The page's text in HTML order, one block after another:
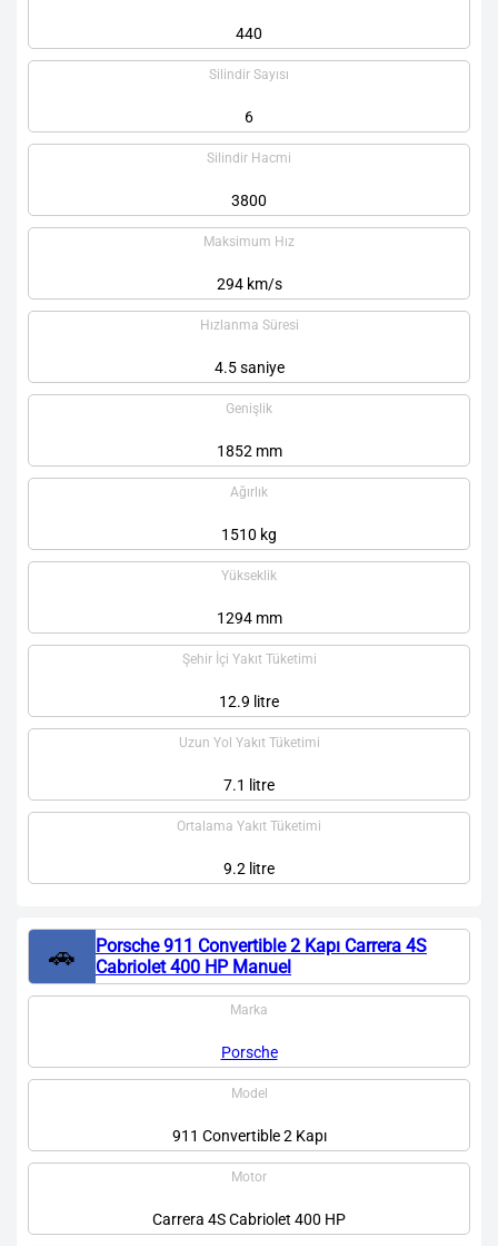
440
Silindir Sayısı
6
Silindir Hacmi
3800
Maksimum Hız
294 km/s
Hızlanma Süresi
4.5 saniye
Genişlik
1852 mm
Ağırlık
1510 kg
Yükseklik
1294 mm
Şehir İçi Yakıt Tüketimi
12.9 litre
Uzun Yol Yakıt Tüketimi
7.1 litre
Ortalama Yakıt Tüketimi
9.2 litre
🚗
Porsche 911 Convertible 2 Kapı Carrera 4S
Cabriolet 400 HP Manuel
Marka
Porsche
Model
911 Convertible 2 Kapı
Motor
Carrera 4S Cabriolet 400 HP